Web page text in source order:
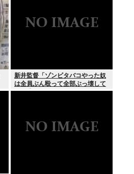
新井監督「ゾンビタバコやった奴
は全員ぶん殴って全部ぶっ壊して
から辞めたい」